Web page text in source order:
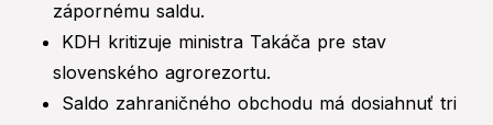
zápornému saldu.
KDH kritizuje ministra Takáča pre stav
slovenského agrorezortu.
Saldo zahraničného obchodu má dosiahnuť tri